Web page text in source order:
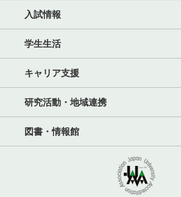
入試情報
学生生活
キャリア支援
研究活動・地域連携
図書・情報館